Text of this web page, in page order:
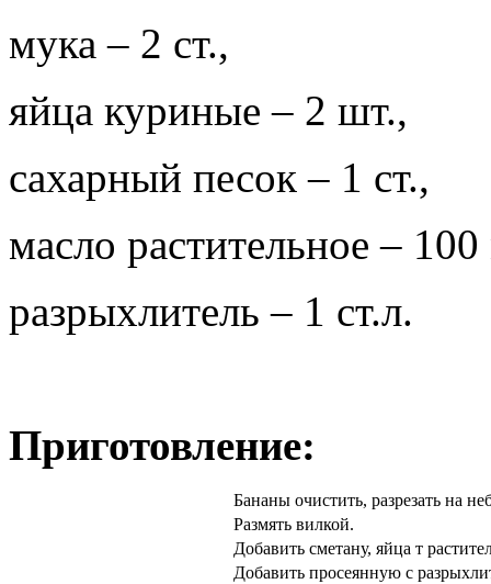
мука – 2 ст.,
яйца куриные – 2 шт.,
сахарный песок – 1 ст.,
масло растительное –
разрыхлитель – 1 ст.л.
Приготовление:
Бананы очистить, разрезать на
Размять вилкой.
Добавить сметану, яйца т
Добавить просеянную с